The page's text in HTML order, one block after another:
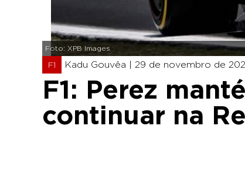
Foto: XPB Images
F1 Kadu Gouvêa | 29 de novembro de
F1: Perez
continuar na